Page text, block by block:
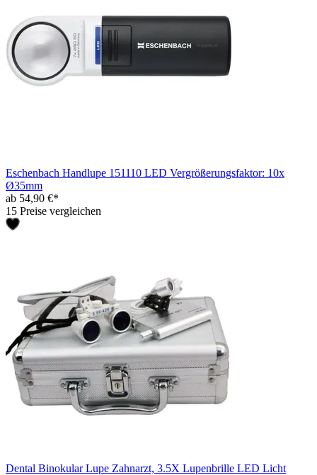
Eschenbach Handlupe 151110 LED Vergrößerungsfaktor: 10x
Ø35mm
ab 54,90 €*
15 Preise vergleichen
Dental Binokular Lupe Zahnarzt, 3.5X Lupenbrille LED Licht